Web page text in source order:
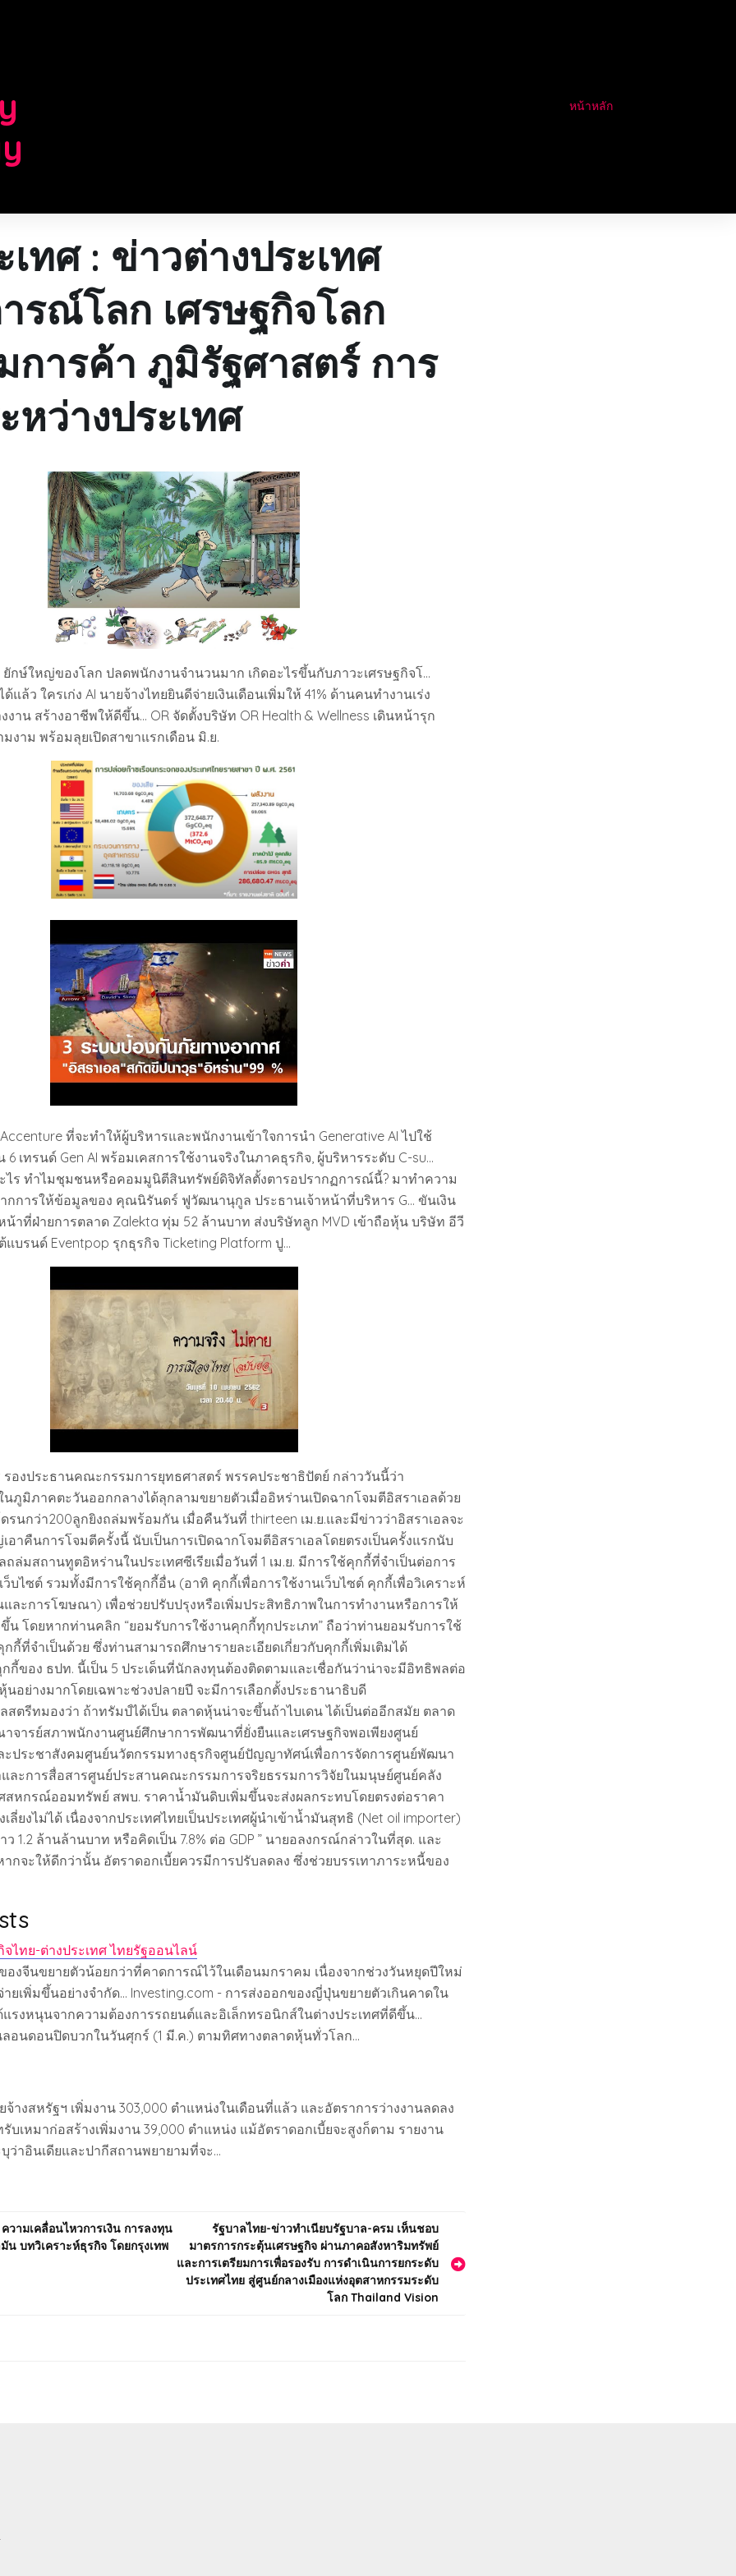
หน้าหลัก
เทศ : ข่าวต่างประเทศ
รณ์โลก เศรษฐกิจโลก
การค้า ภูมิรัฐศาสตร์ การ
หว่างประเทศ
ยักษ์ใหญ่ของโลก ปลดพนักงานจำนวนมาก เกิดอะไรขึ้นกับภาวะเศรษฐกิจโ…
แล้ว ใครเก่ง AI นายจ้างไทยยินดีจ่ายเงินเดือนเพิ่มให้ 41% ด้านคนทำงานเร่ง
าน สร้างอาชีพให้ดีขึ้น… OR จัดตั้งบริษัท OR Health & Wellness เดินหน้ารุก
งาม พร้อมลุยเปิดสาขาแรกเดือน มิ.ย.
ที่จะทำให้ผู้บริหารและพนักงานเข้าใจการนำ Generative AI ไปใช้
เทรนด์ Gen AI พร้อมเคสการใช้งานจริงในภาคธุรกิจ, ผู้บริหารระดับ C-su…
ะไร ทำไมชุมชนหรือคอมมูนิตีสินทรัพย์ดิจิทัลตั้งตารอปรากฏการณ์นี้? มาทำความ
กการให้ข้อมูลของ คุณนิรันดร์ ฟูวัฒนานุกูล ประธานเจ้าหน้าที่บริหาร G… ขันเงิน
น้าที่ฝ่ายการตลาด Zalekta ทุ่ม 52 ล้านบาท ส่งบริษัทลูก MVD เข้าถือหุ้น บริษัท อีวี
บรนด์ Eventpop รุกธุรกิจ Ticketing Platform ปู…
องประธานคณะกรรมการยุทธศาสตร์ พรรคประชาธิปัตย์ กล่าววันนี้ว่า
ภูมิภาคตะวันออกกลางได้ลุกลามขยายตัวเมื่ออิหร่านเปิดฉากโจมตีอิสราเอลด้วย
รนกว่า200ลูกยิงถล่มพร้อมกัน เมื่อคืนวันที่ thirteen เม.ย.และมีข่าวว่าอิสราเอลจะ
อาคืนการโจมตีครั้งนี้ นับเป็นการเปิดฉากโจมตีอิสราเอลโดยตรงเป็นครั้งแรกนับ
ถล่มสถานทูตอิหร่านในประเทศซีเรียเมื่อวันที่ 1 เม.ย. มีการใช้คุกกี้ที่จำเป็นต่อการ
บไซต์ รวมทั้งมีการใช้คุกกี้อื่น (อาทิ คุกกี้เพื่อการใช้งานเว็บไซต์ คุกกี้เพื่อวิเคราะห์
และการโฆษณา) เพื่อช่วยปรับปรุงหรือเพิ่มประสิทธิภาพในการทำงานหรือการให้
ขึ้น โดยหากท่านคลิก “ยอมรับการใช้งานคุกกี้ทุกประเภท” ถือว่าท่านยอมรับการใช้
กี้ที่จำเป็นด้วย ซึ่งท่านสามารถศึกษารายละเอียดเกี่ยวกับคุกกี้เพิ่มเติมได้
กี้ของ ธปท. นี้เป็น 5 ประเด็นที่นักลงทุนต้องติดตามและเชื่อกันว่าน่าจะมีอิทธิพลต่อ
นอย่างมากโดยเฉพาะช่วงปลายปี จะมีการเลือกตั้งประธานาธิบดี
สตรีทมองว่า ถ้าทรัมป์ได้เป็น ตลาดหุ้นน่าจะขึ้นถ้าไบเดน ได้เป็นต่ออีกสมัย ตลาด
จารย์สภาพนักงานศูนย์ศึกษาการพัฒนาที่ยั่งยืนและเศรษฐกิจพอเพียงศูนย์
ประชาสังคมศูนย์นวัตกรรมทางธุรกิจศูนย์ปัญญาทัศน์เพื่อการจัดการศูนย์พัฒนา
ละการสื่อสารศูนย์ประสานคณะกรรมการจริยธรรมการวิจัยในมนุษย์ศูนย์คลัง
หกรณ์ออมทรัพย์ สพบ. ราคาน้ำมันดิบเพิ่มขึ้นจะส่งผลกระทบโดยตรงต่อราคา
ลี่ยงไม่ได้ เนื่องจากประเทศไทยเป็นประเทศผู้นำเข้าน้ำมันสุทธิ (Net oil importer)
1.2 ล้านล้านบาท หรือคิดเป็น 7.8% ต่อ GDP ” นายอลงกรณ์กล่าวในที่สุด. และ
กจะให้ดีกว่านั้น อัตราดอกเบี้ยควรมีการปรับลดลง ซึ่งช่วยบรรเทาภาระหนี้ของ
จไทย-ต่างประเทศ ไทยรัฐออนไลน์
ของจีนขยายตัวน้อยกว่าที่คาดการณ์ไว้ในเดือนมกราคม เนื่องจากช่วงวันหยุดปีใหม่
ยเพิ่มขึ้นอย่างจำกัด... Investing.com - การส่งออกของญี่ปุ่นขยายตัวเกินคาดใน
รงหนุนจากความต้องการรถยนต์และอิเล็กทรอนิกส์ในต่างประเทศที่ดีขึ้น...
อนดอนปิดบวกในวันศุกร์ (1 มี.ค.) ตามทิศทางตลาดหุ้นทั่วโลก…
จ้างสหรัฐฯ เพิ่มงาน 303,000 ตำแหน่งในเดือนที่แล้ว และอัตราการว่างงานลดลง
รับเหมาก่อสร้างเพิ่มงาน 39,000 ตำแหน่ง แม้อัตราดอกเบี้ยจะสูงก็ตาม รายงาน
ว่าอินเดียและปากีสถานพยายามที่จะ…
วามเคลื่อนไหวการเงิน การลงทุน
น บทวิเคราะห์ธุรกิจ โดยกรุงเทพ
รัฐบาลไทย-ข่าวทำเนียบรัฐบาล-ครม เห็นชอบ
มาตรการกระตุ้นเศรษฐกิจ ผ่านภาคอสังหาริมทรัพย์
และการเตรียมการเพื่อรองรับ การดำเนินการยกระดับ
ประเทศไทย สู่ศูนย์กลางเมืองแห่งอุตสาหกรรมระดับ
โลก Thailand Vision